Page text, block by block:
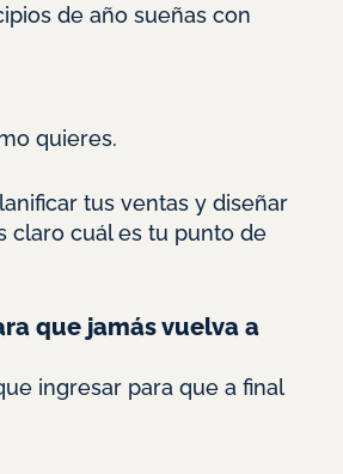
de año sueñas con
quieres.
tus ventas y diseñar
claro cuál es tu punto de
que jamás vuelva a
ingresar para que a final